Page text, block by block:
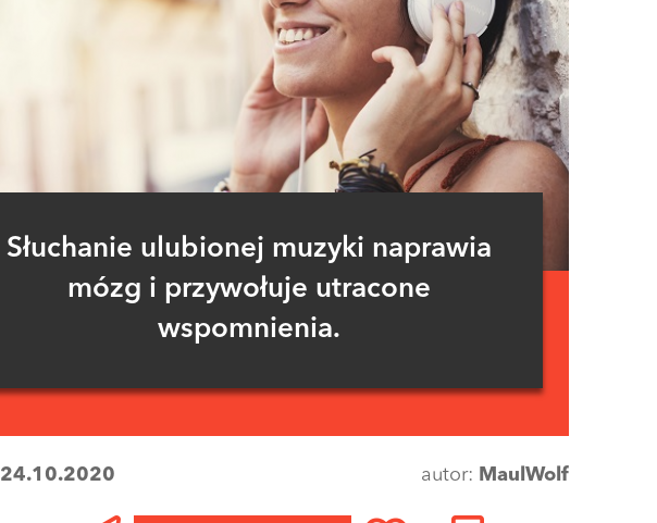
Słuchanie ulubionej muzyki naprawia
mózg i przywołuje utracone
wspomnienia.
24.10.2020 autor: MaulWolf